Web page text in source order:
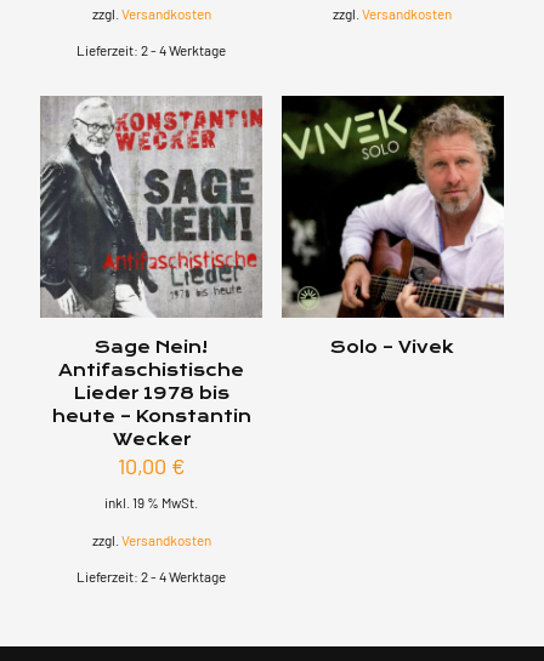
zzgl. Versandkosten
Lieferzeit:2 - 4 Werktage
zzgl.Versandkosten
Sage Nein!
Antifaschistische
Lieder 1978 bis
heute – Konstantin
Wecker
10,00 €
inkl. 19 % MwSt.
zzgl. Versandkosten
Lieferzeit:2 - 4 Werktage
Solo – Vivek